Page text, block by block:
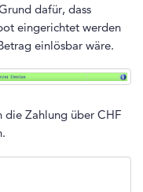
dafür, dass
eingerichtet werden
einlösbar wäre.
die Zahlung über CHF